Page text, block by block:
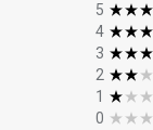
5
4
3
2
1
0